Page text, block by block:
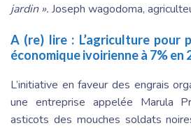
jardin ». Joseph wagodoma,
A (re) lire : L’agriculture pour
économique ivoirienne à 7% en
L’initiative en faveur des engrais
une entreprise appelée Marula
asticots des mouches soldats